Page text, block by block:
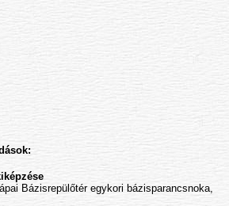
Bázisrepülőtér egykori bázisparancsnoka,